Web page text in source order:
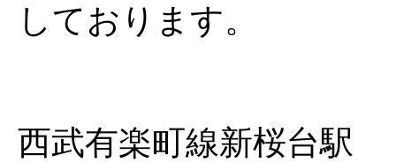
しております。
西武有楽町線新桜台駅